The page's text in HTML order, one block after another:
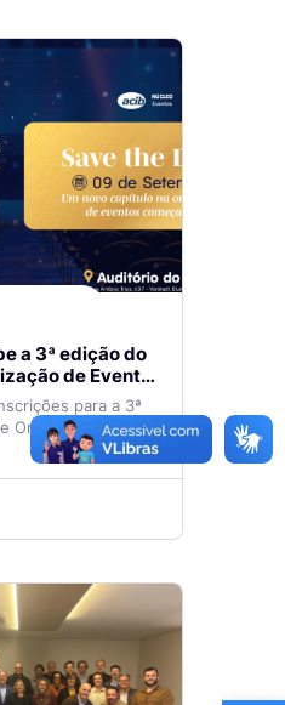
a 3ª edição do
de Eventos
para a 3ª
Organização de